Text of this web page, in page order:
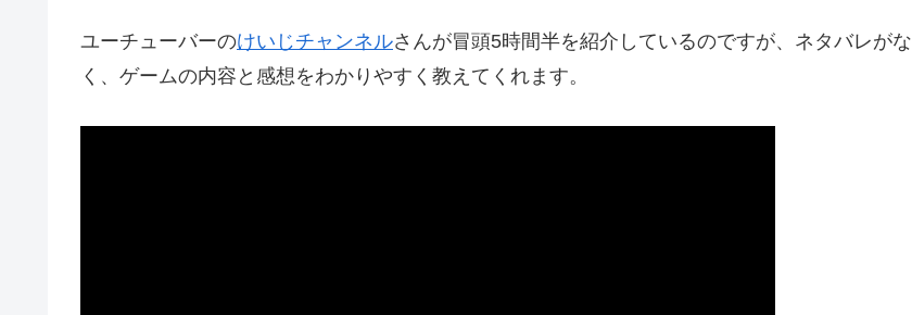
ユーチューバーのけいじチャンネルさんが冒頭5時間半を紹介しているのですが、ネタバレがな
く、ゲームの内容と感想をわかりやすく教えてくれます。